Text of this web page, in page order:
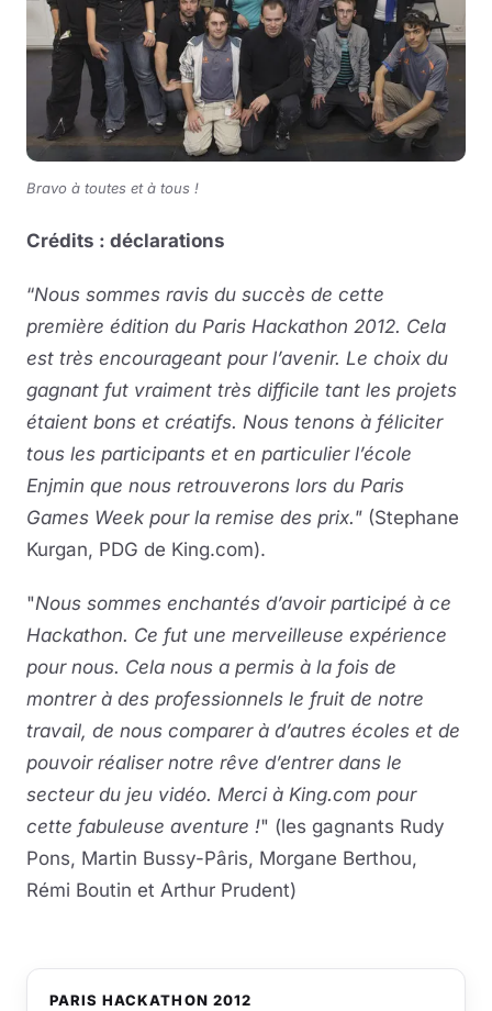
Bravo à toutes et à tous !
Crédits : déclarations
“Nous sommes ravis du succès de cette
première édition du Paris Hackathon 2012. Cela
est très encourageant pour l’avenir. Le choix du
gagnant fut vraiment très difficile tant les projets
étaient bons et créatifs. Nous tenons à féliciter
tous les participants et en particulier l’école
Enjmin que nous retrouverons lors du Paris
Games Week pour la remise des prix." (Stephane
Kurgan, PDG de King.com).
"Nous sommes enchantés d’avoir participé à ce
Hackathon. Ce fut une merveilleuse expérience
pour nous. Cela nous a permis à la fois de
montrer à des professionnels le fruit de notre
travail, de nous comparer à d’autres écoles et de
pouvoir réaliser notre rêve d’entrer dans le
secteur du jeu vidéo. Merci à King.com pour
cette fabuleuse aventure !" (les gagnants Rudy
Pons, Martin Bussy-Pâris, Morgane Berthou,
Rémi Boutin et Arthur Prudent)
PARIS HACKATHON 2012